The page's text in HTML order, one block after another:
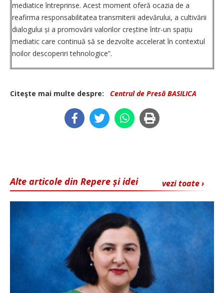
mediatice întreprinse. Acest moment oferă ocazia de a
reafirma responsabilitatea transmiterii adevărului, a cultivării
dialogului și a promovării valorilor creștine într-un spațiu
mediatic care continuă să se dezvolte accelerat în contextul
noilor descoperiri tehnologice”.
Citeşte mai multe despre: Centrul de Presă BASILICA
vezi toate ›
Alte articole din Repere și idei